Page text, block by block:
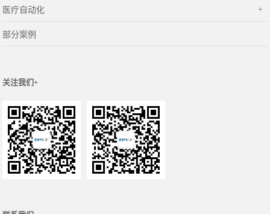
医疗自动化
部分案例
关注我们+